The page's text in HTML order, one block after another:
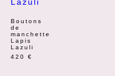
Boutons
de
manchette
Lapis
Lazuli
420 €